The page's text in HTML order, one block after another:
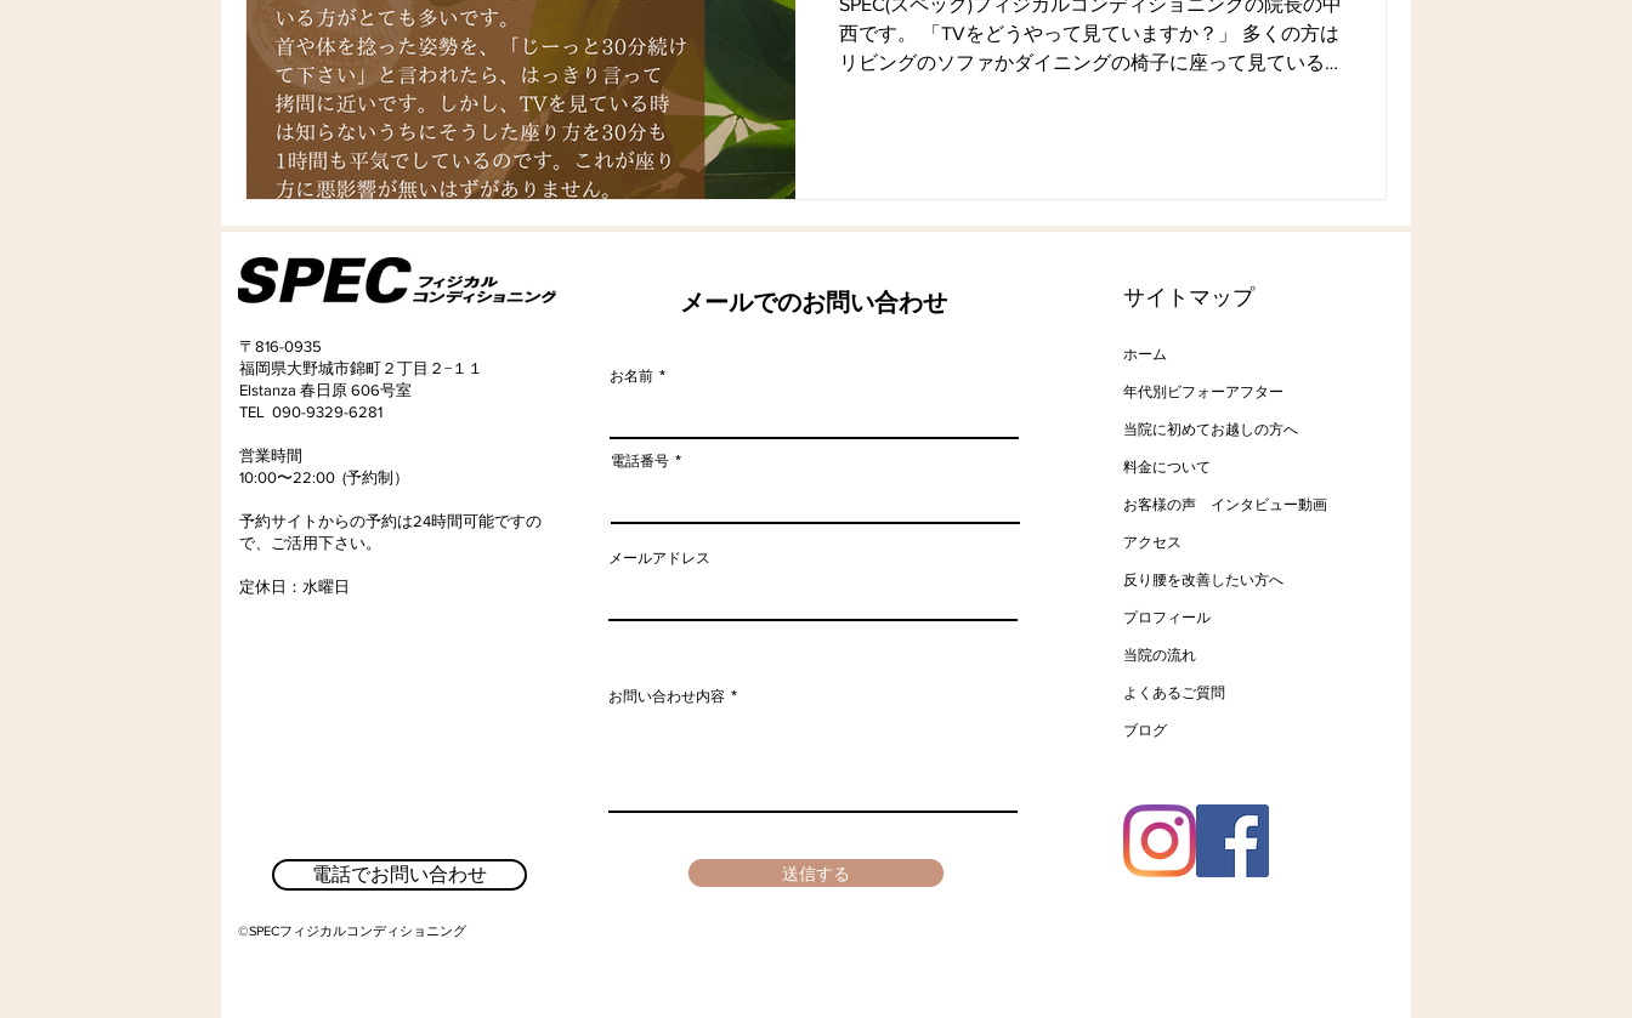
SPEC(スペック)フィジカルコンディショニングの院長の中
西です。 「TVをどうやって見ていますか？」 多くの方は
リビングのソファかダイニングの椅子に座って見ている
〒816-0935
福岡県大野城市錦町２丁目２−１１
Elstanza 春日原 606号室
TEL 090-9329-6281
​営業時間
10:00〜22:00 (予約制）
予約サイトからの予約は24時間可能ですの
で、
ご活用下さい。
定休日 ​： 水曜日
電話でお問い合わせ
©SPECフィジカルコンディショニング
メールでのお問い合わせ
お名前
電話番号
メールアドレス
お問い合わせ内容
送信する
サイトマップ
ホーム
年代別ビフォーアフター
当院に初めてお越しの方へ
料金について
お客様の声 インタビュー動画
アクセス
反り腰を改善したい方へ
プロフィール
当院の流れ
よくあるご質問
ブログ